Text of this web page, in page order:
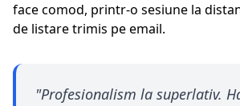
face comod, printr-o sesiune la
de listare trimis pe email.
"Profesionalism la superlativ.